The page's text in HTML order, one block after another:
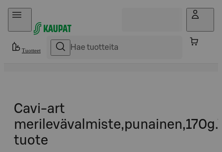
Hyppää sisältöön
Tuotteet
Cavi-art
tuote